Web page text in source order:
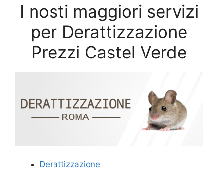
I nosti maggiori servizi
per Derattizzazione
Prezzi Castel Verde
Derattizzazione